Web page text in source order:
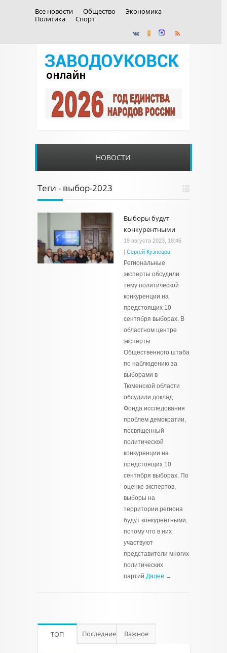
Все новости Общество
Экономика
Политика
Спорт
НОВОСТИ
Теги - выбор-2023
Выборы будут
конкурентными
18 августа 2023, 18:46
| Сергей Кузнецов
Региональные
эксперты обсудили
тему политической
конкуренции на
предстоящих 10
сентября выборах. В
областном центре
эксперты
Общественного штаба
по наблюдению за
выборами в
Тюменской области
обсудили доклад
Фонда исследования
проблем демократии,
посвященный
политической
конкуренции на
предстоящих 10
сентября выборах. По
оценке экспертов,
выборы на
территории региона
будут конкурентными,
потому что в них
участвуют
представители многих
политических
партий.Далее →
ТОП Последние Важное